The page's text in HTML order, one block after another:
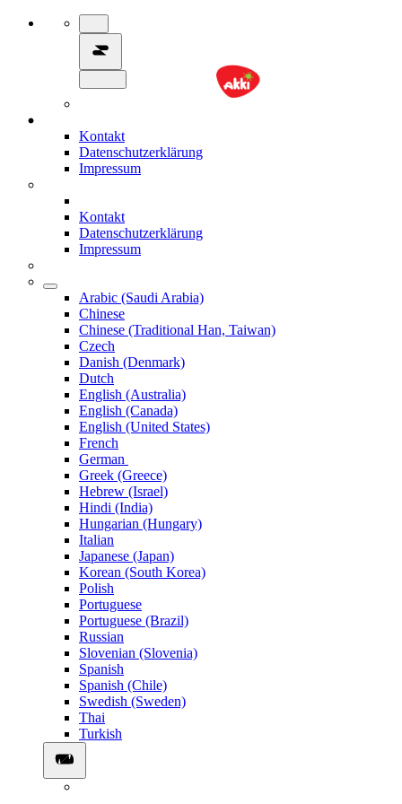
Kontakt
Datenschutzerklärung
Impressum
Kontakt
Datenschutzerklärung
Impressum
Arabic (Saudi Arabia)
Chinese
Chinese (Traditional Han, Taiwan)
Czech
Danish (Denmark)
Dutch
English (Australia)
English (Canada)
English (United States)
French
German
Greek (Greece)
Hebrew (Israel)
Hindi (India)
Hungarian (Hungary)
Italian
Japanese (Japan)
Korean (South Korea)
Polish
Portuguese
Portuguese (Brazil)
Russian
Slovenian (Slovenia)
Spanish
Spanish (Chile)
Swedish (Sweden)
Thai
Turkish